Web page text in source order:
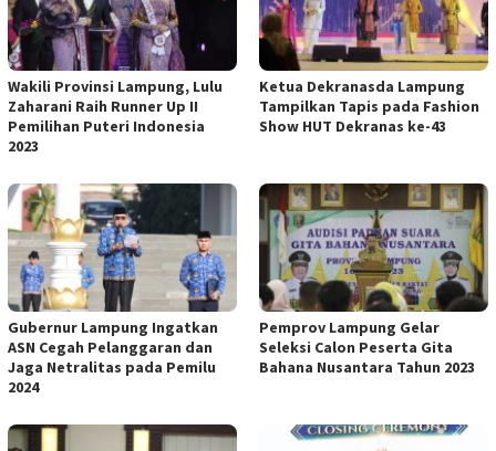
Wakili Provinsi Lampung, Lulu
Zaharani Raih Runner Up II
Pemilihan Puteri Indonesia
2023
Ketua Dekranasda Lampung
Tampilkan Tapis pada Fashion
Show HUT Dekranas ke-43
Gubernur Lampung Ingatkan
ASN Cegah Pelanggaran dan
Jaga Netralitas pada Pemilu
2024
Pemprov Lampung Gelar
Seleksi Calon Peserta Gita
Bahana Nusantara Tahun 2023